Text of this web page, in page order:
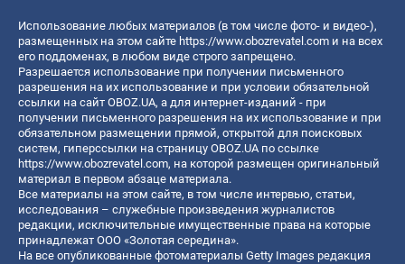
Использование любых материалов (в том числе фото- и видео-),
размещенных на этом сайте https://www.obozrevatel.com и на всех
его поддоменах, в любом виде строго запрещено.
Разрешается использование при получении письменного
разрешения на их использование и при условии обязательной
ссылки на сайт OBOZ.UA, а для интернет-изданий - при
получении письменного разрешения на их использование и при
обязательном размещении прямой, открытой для поисковых
систем, гиперссылки на страницу OBOZ.UA по ссылке
https://www.obozrevatel.com, на которой размещен оригинальный
материал в первом абзаце материала.
Все материалы на этом сайте, в том числе интервью, статьи,
исследования – служебные произведения журналистов
редакции, исключительные имущественные права на которые
принадлежат ООО «Золотая середина».
На все опубликованные фотоматериалы Getty Images редакция